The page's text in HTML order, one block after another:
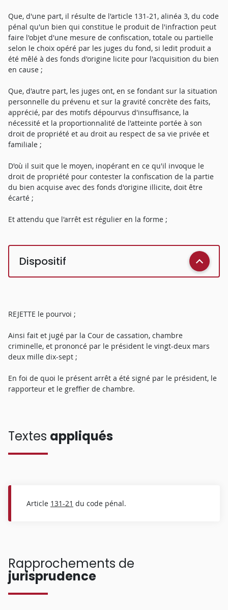
Que, d'une part, il résulte de l'article 131-21, alinéa 3, du code
pénal qu'un bien qui constitue le produit de l'infraction peut
faire l'objet d'une mesure de confiscation, totale ou partielle
selon le choix opéré par les juges du fond, si ledit produit a
été mêlé à des fonds d'origine licite pour l'acquisition du bien
en cause ;
Que, d'autre part, les juges ont, en se fondant sur la situation
personnelle du prévenu et sur la gravité concrète des faits,
apprécié, par des motifs dépourvus d'insuffisance, la
nécessité et la proportionnalité de l'atteinte portée à son
droit de propriété et au droit au respect de sa vie privée et
familiale ;
D'où il suit que le moyen, inopérant en ce qu'il invoque le
droit de propriété pour contester la confiscation de la partie
du bien acquise avec des fonds d'origine illicite, doit être
écarté ;
Et attendu que l'arrêt est régulier en la forme ;
Dispositif
REJETTE le pourvoi ;
Ainsi fait et jugé par la Cour de cassation, chambre
criminelle, et prononcé par le président le vingt-deux mars
deux mille dix-sept ;
En foi de quoi le présent arrêt a été signé par le président, le
rapporteur et le greffier de chambre.
Textes appliqués
Article 131-21 du code pénal.
Rapprochements de
jurisprudence